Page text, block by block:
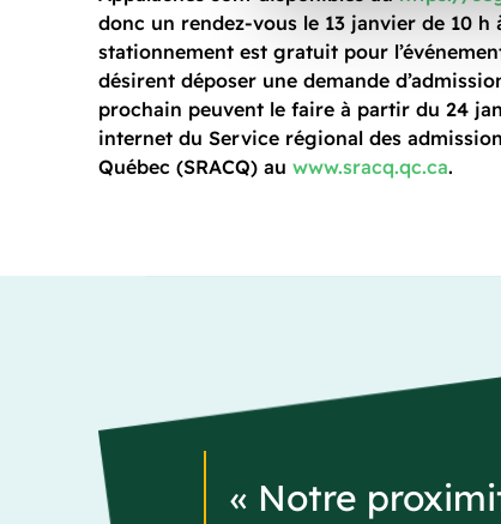
donc un rendez-vous le 13 janvier de 10 h
stationnement est gratuit pour
désirent déposer une demande
prochain peuvent le faire à partir du 24
internet du Service régional des
Québec (SRACQ) au www.sracq.qc.ca.
« Notre